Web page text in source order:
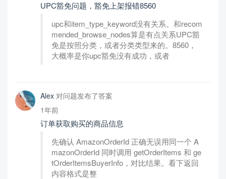
UPC豁免问题，豁免上架报错8560
upc和item_type_keyword没有关系。和recom
mended_browse_nodes‌算是有点关系UPC豁
免是按照分类，或者分类类型来的。8560，
大概率是你upc豁免没有成功，或者
Alex 对问题发布了答案
1年前
订单获取购买的商品信息
先确认 AmazonOrderId 正确无误用同一个 A
mazonOrderId 同时调用 getOrderItems 和 ge
tOrderItemsBuyerInfo，对比结果。看下返回
内容格式是整